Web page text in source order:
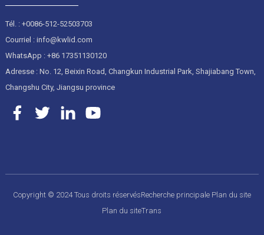
Tél. : +0086-512-52503703
Courriel : info@kwlid.com
WhatsApp : +86 17351130120
Adresse : No. 12, Beixin Road, Changkun Industrial Park, Shajiabang Town,
Changshu City, Jiangsu province
Copyright © 2024 Tous droits réservésRecherche principale Plan du site
Plan du siteTrans